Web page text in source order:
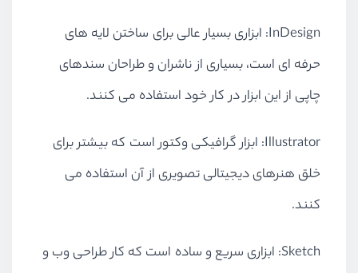
InDesign: ابزاری بسیار عالی برای ساختن لایه های
حرفه ای است، بسیاری از ناشران و طراحان سندهای
چاپی از این ابزار در کار خود استفاده می کنند.
Illustrator: ابزار گرافیکی وکتور است که بیشتر برای
خلق هنرهای دیجیتالی تصویری از آن استفاده می
کنند.
Sketch: ابزاری سریع و ساده است که کار طراحی وب و